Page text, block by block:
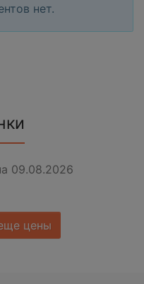
нет.
09.08.2026
цены